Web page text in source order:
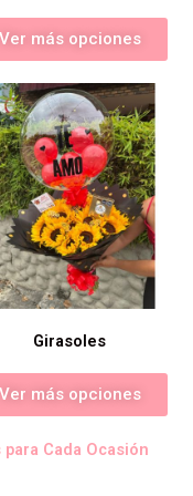
Ver más opciones
Girasoles
Ver más opciones
Cada Ocasión